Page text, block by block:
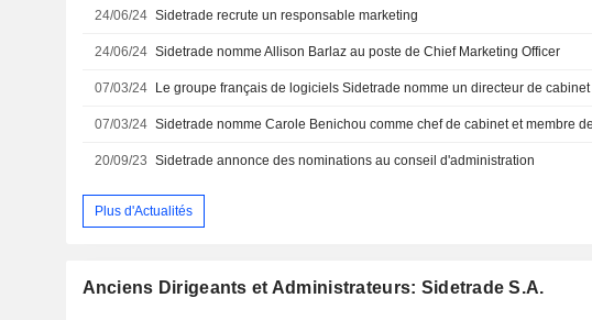
24/06/24 Sidetrade recrute un responsable marketing
24/06/24 Sidetrade nomme Allison Barlaz au poste de Chief Marketing Officer
07/03/24 Le groupe français de logiciels Sidetrade nomme un directeur de cabinet
07/03/24
20/09/23 Sidetrade annonce des nominations au conseil d'administration
Plus d'Actualités
Anciens Dirigeants et Administrateurs: Sidetrade S.A.